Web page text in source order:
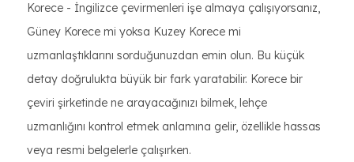
Korece - İngilizce çevirmenleri işe almaya çalışıyorsanız,
Güney Korece mi yoksa Kuzey Korece mi
uzmanlaştıklarını sorduğunuzdan emin olun. Bu küçük
detay doğrulukta büyük bir fark yaratabilir. Korece bir
çeviri şirketinde ne arayacağınızı bilmek, lehçe
uzmanlığını kontrol etmek anlamına gelir, özellikle hassas
veya resmi belgelerle çalışırken.